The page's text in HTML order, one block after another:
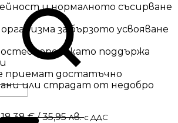
и нормалното съсирване
за бързото усвояване
като поддържа
приемат достатъчно
или страдат от недобро
18,38€/ 35,95 лв.с ДДС